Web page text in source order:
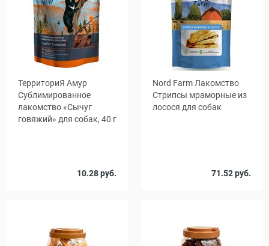
ТерриториЯ Амур
Сублимированное
лакомство «Сычуг
говяжий» для собак, 40 г
10.28 руб.
1 25
Nord Farm Лакомство
Стрипсы мраморные из
лосося для собак
71.52 руб.
90 700